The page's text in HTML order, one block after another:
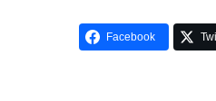
Facebook